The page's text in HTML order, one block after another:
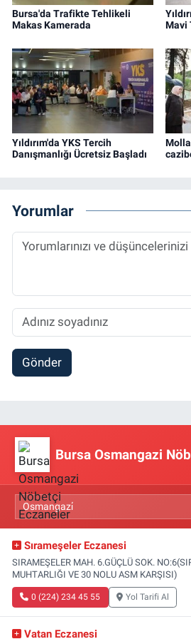
Bursa'da Trafikte Tehlikeli
Makas Kamerada
Mavi
Yıldırım'da YKS Tercih
Danışmanlığı Ücretsiz Başladı
Yorumlar
Gönder
Bursa Osmangazi
Sırameşeler Eczanesi
SIRAMEŞELER MAH. 6.GÜÇLÜ SOK.
MUHTARLIĞI VE 30 NOLU ASM KARŞISI)
0 (224) 234 45 55 Yol Tarifi Al
Vatan Eczanesi